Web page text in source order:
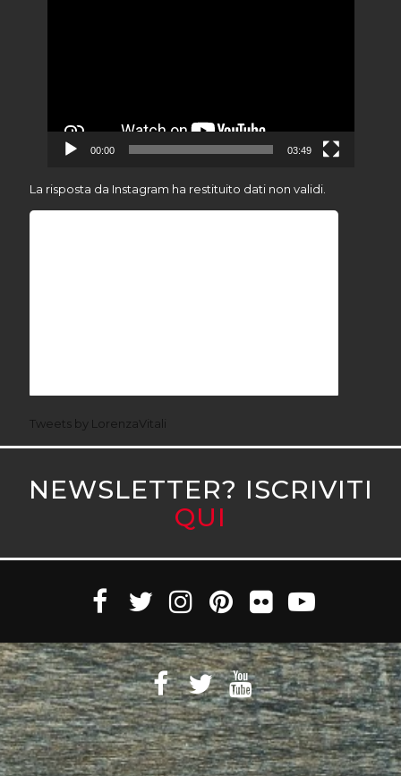
00:00 03:49
La risposta da Instagram ha restituito dati non validi.
Tweets by LorenzaVitali
NEWSLETTER? ISCRIVITI
QUI